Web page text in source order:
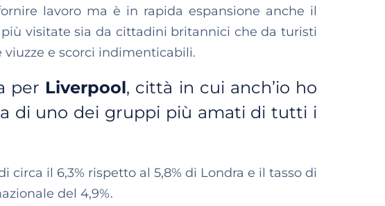
lavoro ma è in rapida espansione anche il
visitate sia da cittadini britannici che da turisti
e scorci indimenticabili.
per Liverpool, città in cui anch’io ho
di uno dei gruppi più amati di tutti i
circa il 6,3% rispetto al 5,8% di Londra e il tasso di
del 4,9%.